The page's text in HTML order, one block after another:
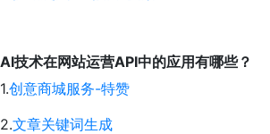
AI技术在网站运营API中的应用有哪些？
1.创意商城服务-特赞
2.文章关键词生成